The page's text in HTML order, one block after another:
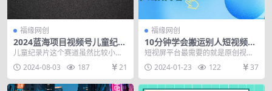
福缘网创
2024蓝海项目视频号儿童纪录
片科普，单月收益5位数以
上，新手小白可操作
儿童纪录片这个赛道虽然比较小
众，但是痛点很明显，中国的很多
家长对孩子的期望都比较...
2024-08-03 187 21
福缘网创
10分钟学会搬运别人短视频，
剪辑处理后实现条条原创内容
短视屏平台最需要的就是原创视频
素材，原创视频制作对于大多数人
来说都是很困难的，很...
2024-01-23 122 37